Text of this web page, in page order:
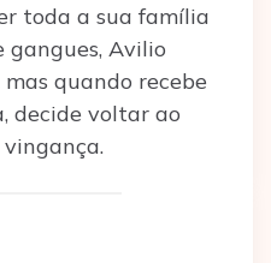
toda a sua família
Avilio
mas quando recebe
decide voltar ao